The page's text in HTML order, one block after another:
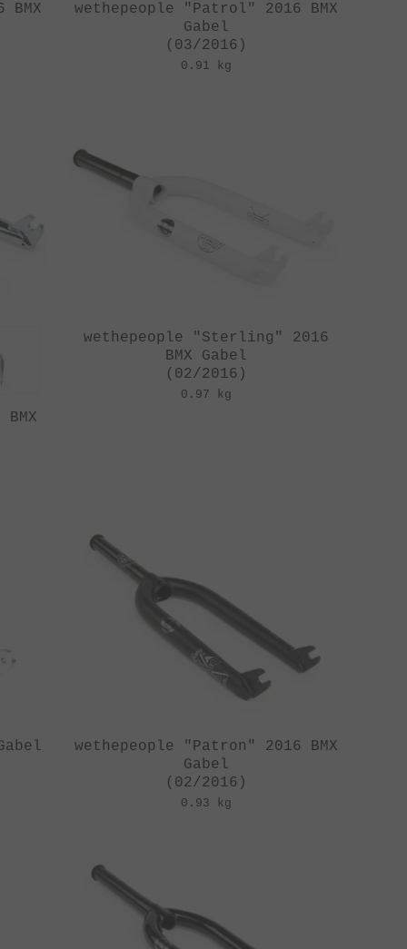
wethepeople "Patrol" 2016 BMX
Gabel
(03/2016)
0.91 kg
wethepeople "Sterling" 2016
BMX Gabel
(02/2016)
0.97 kg
wethepeople "Patron" 2016 BMX
Gabel
(02/2016)
0.93 kg